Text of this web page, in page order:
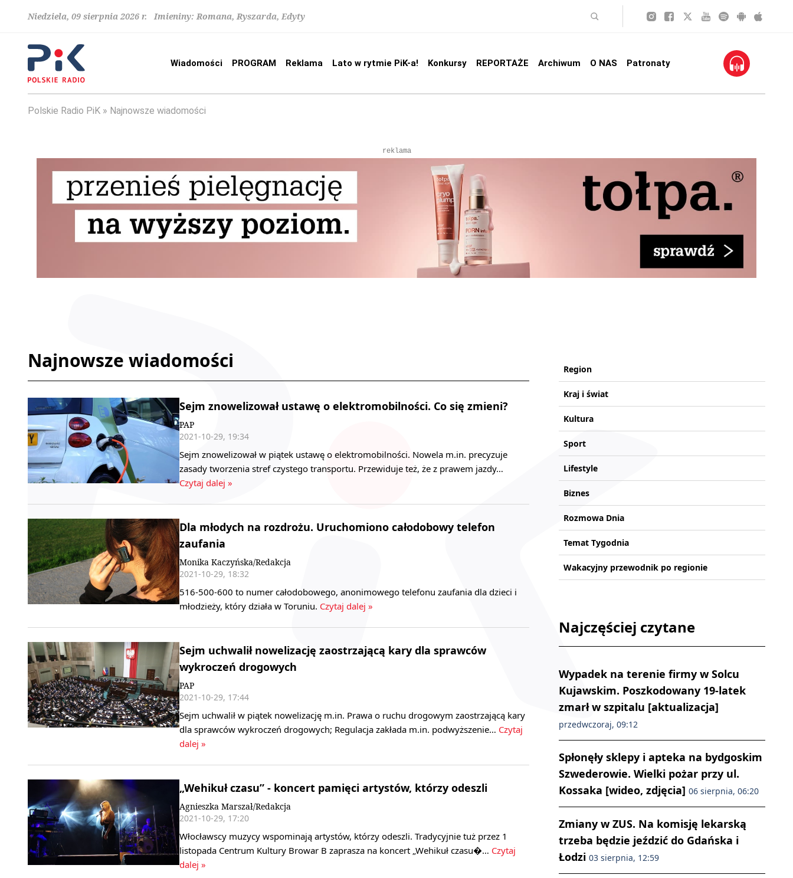
Niedziela, 09 sierpnia 2026 r. Imieniny: Romana, Ryszarda, Edyty
Wiadomości PROGRAM Reklama Lato w rytmie PiK-a! Konkursy REPORTAŻE Archiwum O NAS Patronaty
Polskie Radio PiK Najnowsze wiadomości
reklama
Najnowsze wiadomości
Sejm znowelizował ustawę o elektromobilności. Co się zmieni?
PAP
2021-10-29, 19:34
Sejm znowelizował w piątek ustawę o elektromobilności. Nowela m.in. precyzuje
zasady tworzenia stref czystego transportu. Przewiduje też, że z prawem jazdy…
Czytaj dalej »
Dla młodych na rozdrożu. Uruchomiono całodobowy telefon
zaufania
Monika Kaczyńska/Redakcja
2021-10-29, 18:32
516-500-600 to numer całodobowego, anonimowego telefonu zaufania dla dzieci i
młodzieży, który działa w Toruniu. Czytaj dalej »
Sejm uchwalił nowelizację zaostrzającą kary dla sprawców
wykroczeń drogowych
PAP
2021-10-29, 17:44
Sejm uchwalił w piątek nowelizację m.in. Prawa o ruchu drogowym zaostrzającą kary
dla sprawców wykroczeń drogowych; Regulacja zakłada m.in. podwyższenie… Czytaj
dalej »
„Wehikuł czasu” - koncert pamięci artystów, którzy odeszli
Agnieszka Marszał/Redakcja
2021-10-29, 17:20
Włocławscy muzycy wspominają artystów, którzy odeszli. Tradycyjnie tuż przez 1
listopada Centrum Kultury Browar B zaprasza na koncert „Wehikuł czasu�… Czytaj
dalej »
Region
Kraj i świat
Kultura
Sport
Lifestyle
Biznes
Rozmowa Dnia
Temat Tygodnia
Wakacyjny przewodnik po regionie
Najczęściej czytane
Wypadek na terenie firmy w Solcu
Kujawskim. Poszkodowany 19-latek
zmarł w szpitalu [aktualizacja]
przedwczoraj, 09:12
Spłonęły sklepy i apteka na bydgoskim
Szwederowie. Wielki pożar przy ul.
Kossaka [wideo, zdjęcia] 06 sierpnia, 06:20
Zmiany w ZUS. Na komisję lekarską
trzeba będzie jeździć do Gdańska i
Łodzi 03 sierpnia, 12:59